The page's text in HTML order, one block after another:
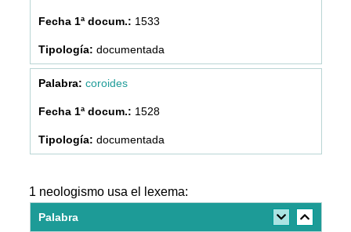
1533
documentada
coroides
1528
documentada
1 neologismo usa el lexema:
Palabra